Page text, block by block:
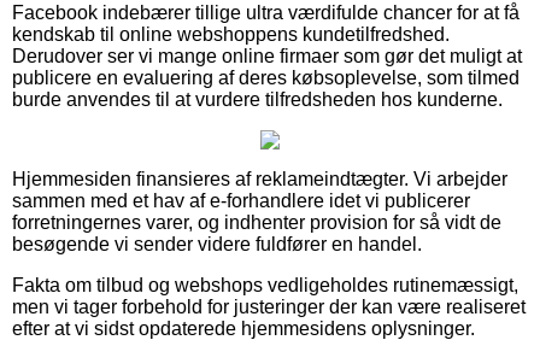
Facebook indebærer tillige ultra værdifulde chancer for at få
kendskab til online webshoppens kundetilfredshed.
Derudover ser vi mange online firmaer som gør det muligt at
publicere en evaluering af deres købsoplevelse, som tilmed
burde anvendes til at vurdere tilfredsheden hos kunderne.
Hjemmesiden finansieres af reklameindtægter. Vi arbejder
sammen med et hav af e-forhandlere idet vi publicerer
forretningernes varer, og indhenter provision for så vidt de
besøgende vi sender videre fuldfører en handel.
Fakta om tilbud og webshops vedligeholdes rutinemæssigt,
men vi tager forbehold for justeringer der kan være realiseret
efter at vi sidst opdaterede hjemmesidens oplysninger.